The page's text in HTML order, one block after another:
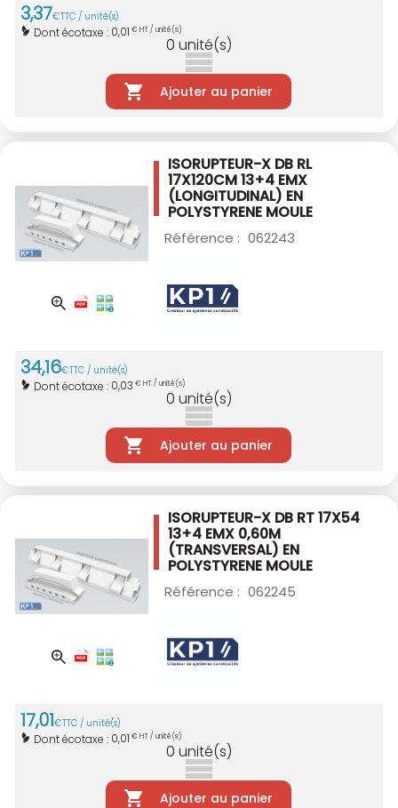
3,37€TTC / unité(s)
Dont écotaxe : 0,01 € HT / unité(s)
0 unité(s)
Ajouter au panier
ISORUPTEUR-X DB RL
17X120CM 13+4 EMX
(LONGITUDINAL) EN
POLYSTYRENE MOULE
Référence : 062243
34,16€TTC / unité(s)
Dont écotaxe : 0,03 € HT / unité(s)
0 unité(s)
Ajouter au panier
ISORUPTEUR-X DB RT 17X54
13+4 EMX 0,60M
(TRANSVERSAL) EN
POLYSTYRENE MOULE
Référence : 062245
17,01€TTC / unité(s)
Dont écotaxe : 0,01 € HT / unité(s)
0 unité(s)
Ajouter au panier